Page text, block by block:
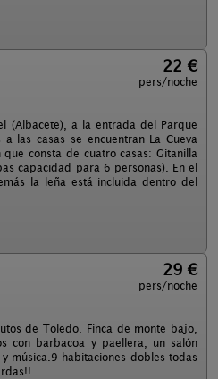
22 €
pers/noche
(Albacete), a la entrada del Parque
las casas se encuentran La Cueva
consta de cuatro casas: Gitanilla
capacidad para 6 personas). En el
la leña está incluida dentro del
29 €
pers/noche
de Toledo. Finca de monte bajo,
con barbacoa y paellera, un salón
música.9 habitaciones dobles todas